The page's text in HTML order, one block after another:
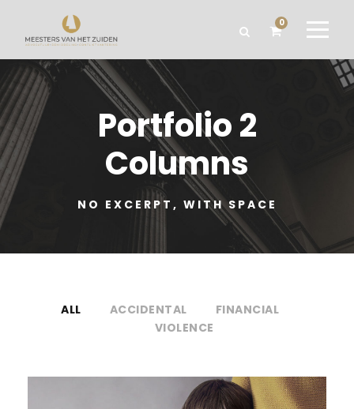
0
Portfolio 2
Columns
NO EXCERPT, WITH SPACE
ALL ACCIDENTAL
FINANCIAL
VIOLENCE